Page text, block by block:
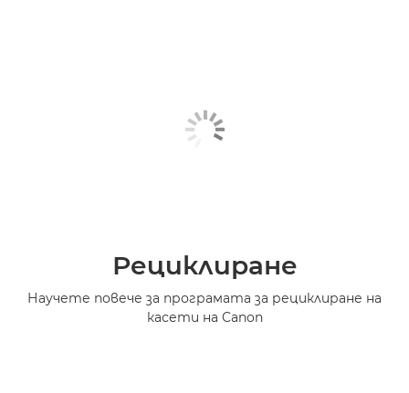
Рециклиране
Научете повече за програмата за рециклиране на
касети на Canon